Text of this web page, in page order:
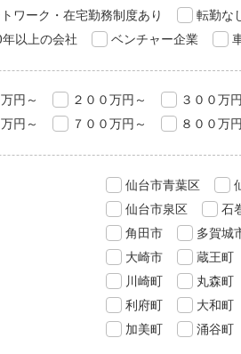
ワーク・在宅勤務制度あり
転勤な
以上の会社
ベンチャー企業
円～ ２００万円～ ３００万
円～
７００万円～ ８００万
仙台市青葉区
仙台市泉区
石
角田市
多賀城
大崎市
蔵王町
川崎町
丸森町
利府町
大和町
加美町
涌谷町